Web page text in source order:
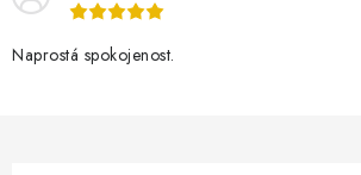
Naprostá spokojenost.